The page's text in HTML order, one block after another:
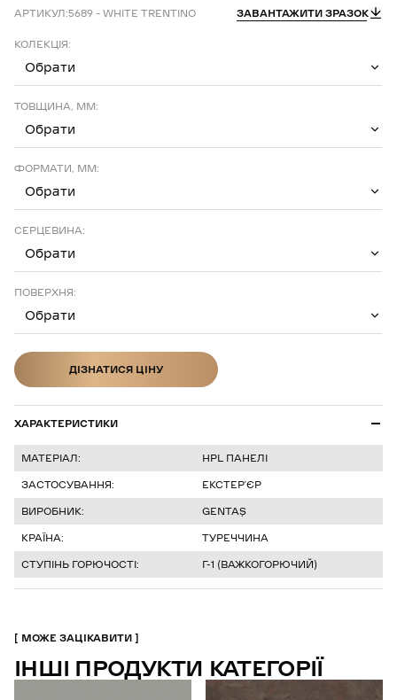
АРТИКУЛ:5689 – WHITE TRENTINO ЗАВАНТАЖИТИ ЗРАЗОК
КОЛЕКЦІЯ:
Обрати
ТОВЩИНА, ММ:
Обрати
ФОРМАТИ, ММ:
Обрати
СЕРЦЕВИНА:
Обрати
ПОВЕРХНЯ:
Обрати
ДІЗНАТИСЯ ЦІНУ
ХАРАКТЕРИСТИКИ
МАТЕРІАЛ:
HPL ПАНЕЛІ
ЗАСТОСУВАННЯ:
ЕКСТЕРʼЄР
ВИРОБНИК:
GENTAŞ
КРАЇНА:
ТУРЕЧЧИНА
СТУПІНЬ ГОРЮЧОСТІ:
Г-1 (ВАЖКОГОРЮЧИЙ)
МОЖЕ ЗАЦІКАВИТИ
ІНШІ ПРОДУКТИ КАТЕГОРІЇ